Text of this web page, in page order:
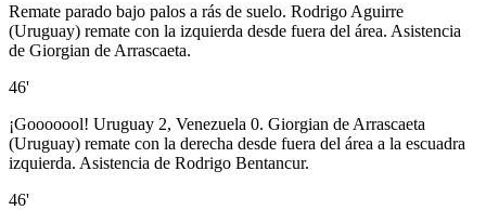
Remate parado bajo palos a rás de suelo. Rodrigo Aguirre
(Uruguay) remate con la izquierda desde fuera del área. Asistencia
de Giorgian de Arrascaeta.
46'
¡Gooooool! Uruguay 2, Venezuela 0. Giorgian de Arrascaeta
(Uruguay) remate con la derecha desde fuera del área a la escuadra
izquierda. Asistencia de Rodrigo Bentancur.
46'